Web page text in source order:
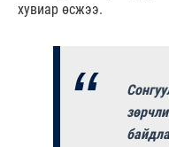
хувиар өсжээ.